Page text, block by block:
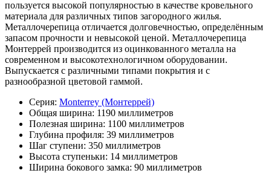
пользуется высокой популярностью в качестве кровельного
материала для различных типов загородного жилья.
Металлочерепица отличается долговечностью, определённым
запасом прочности и невысокой ценой. Металлочерепица
Монтеррей производится из оцинкованного металла на
современном и высокотехнологичном оборудовании.
Выпускается с различными типами покрытия и с
разнообразной цветовой гаммой.
Серия: Monterrey (Монтеррей)
Общая ширина: 1190 миллиметров
Полезная ширина: 1100 миллиметров
Глубина профиля: 39 миллиметров
Шаг ступени: 350 миллиметров
Высота ступеньки: 14 миллиметров
Ширина бокового замка: 90 миллиметров